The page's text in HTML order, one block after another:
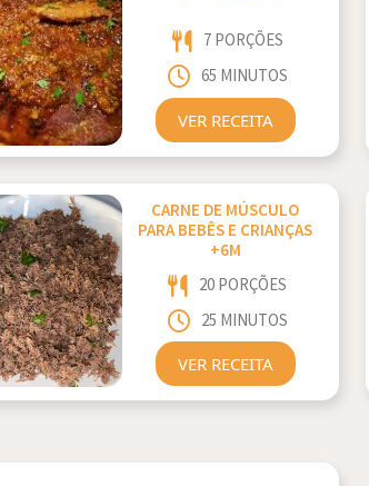
7 PORÇÕES
65 MINUTOS
VER RECEITA
CARNE DE MÚSCULO
PARA BEBÊS E CRIANÇAS
+6M
20 PORÇÕES
25 MINUTOS
VER RECEITA